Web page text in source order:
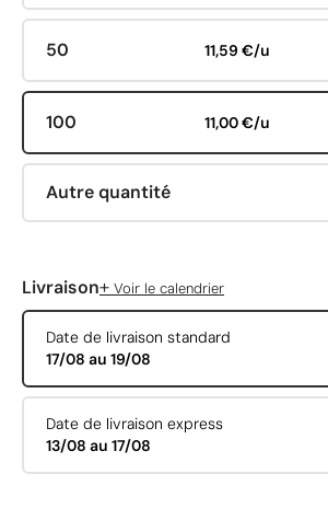
50 11,59 €/u
100 11,00 €/u
Autre quantité
Livraison+ Voir le calendrier
Date de livraison standard
17/08 au 19/08
Date de livraison express
13/08 au 17/08